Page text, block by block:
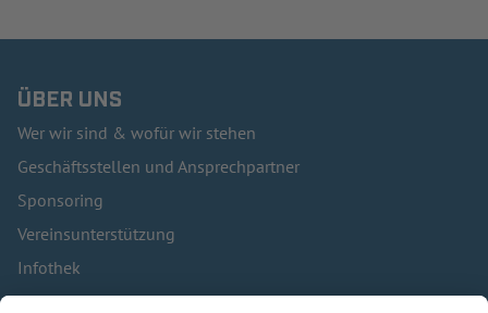
ÜBER UNS
Wer wir sind & wofür wir stehen
Geschäftsstellen und Ansprechpartner
Sponsoring
Vereinsunterstützung
Infothek
Kontakt